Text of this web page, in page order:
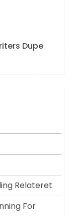
Dupe
Relateret
For